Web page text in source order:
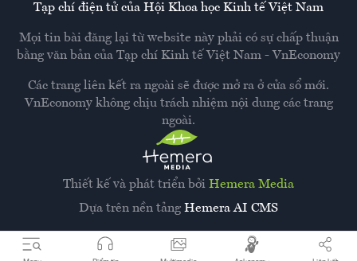
Thiết kế và phát triển bởi Hemera Media
Dựa trên nền tảng Hemera AI CMS
Tạp chí điện tử của Hội Khoa học Kinh tế Việt Nam
Mọi tin bài đăng lại từ website này phải có sự chấp thuận
bằng văn bản của Tạp chí Kinh tế Việt Nam - VnEconomy
Các trang liên kết ra ngoài sẽ được mở ra ở cửa sổ mới.
VnEconomy không chịu trách nhiệm nội dung các trang
ngoài.